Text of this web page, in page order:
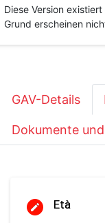
Diese Version
Grund erscheinen
GAV-Details
Dokumente
Età